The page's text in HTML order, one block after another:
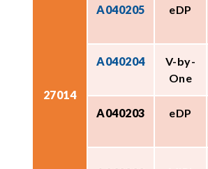
27014
A040205 eDP
A040204
V-by-
One
A040203 eDP